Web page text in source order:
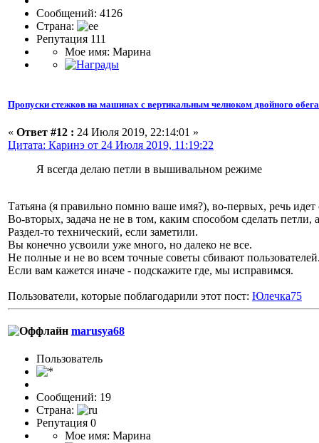
Сообщений: 4126
Страна:
Репутация 111
Мое имя: Марина
Пропуски стежков на машинах с вертикальным челноком двойного
« Ответ #12 : 24 Июля 2019, 22:14:01 »
Цитата: Каринэ от 24 Июля 2019, 11:19:22
Я всегда делаю петли в вышивальном режиме
Татьяна (я правильно помню ваше имя?), во-первых, речь
Во-вторых, задача не не в том, каким способом сделать
Раздел-то технический, если заметили.
Вы конечно усвоили уже много, но далеко не все.
Не полные и не во всем точные советы сбивают
Если вам кажется иначе - подскажите где, мы исправимся.
Пользователи, которые поблагодарили этот пост: Юлечка75
marusya68
Пользоватeль
Сообщений: 19
Страна:
Репутация 0
Мое имя: Марина